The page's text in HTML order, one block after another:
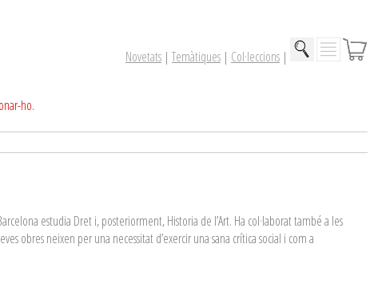
Novetats | Temàtiques | Col·leccions |
ho.
estudia Dret i, posteriorment, Historia de l’Art. Ha col·laborat també a les
obres neixen per una necessitat d’exercir una sana crítica social i com a